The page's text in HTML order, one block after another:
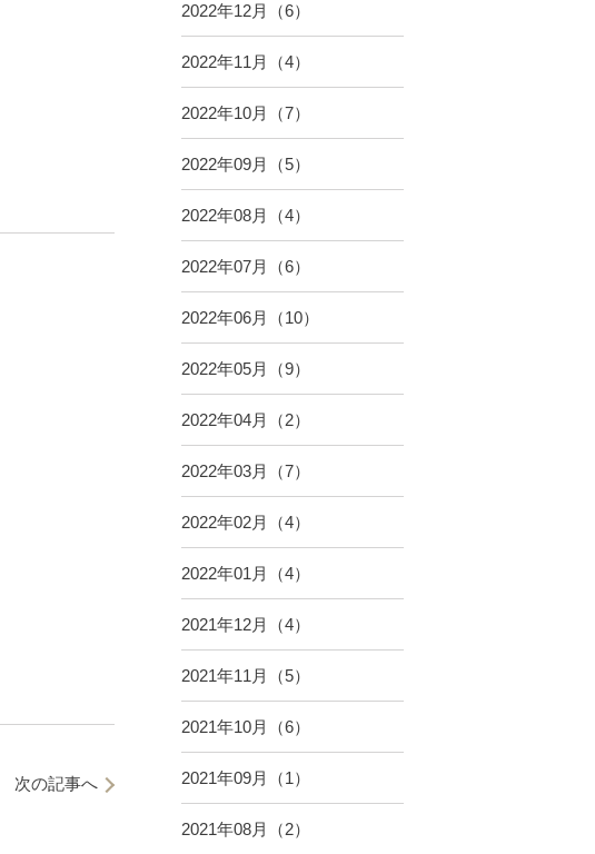
次の記事へ
2022年12月（6）
2022年11月（4）
2022年10月（7）
2022年09月（5）
2022年08月（4）
2022年07月（6）
2022年06月（10）
2022年05月（9）
2022年04月（2）
2022年03月（7）
2022年02月（4）
2022年01月（4）
2021年12月（4）
2021年11月（5）
2021年10月（6）
2021年09月（1）
2021年08月（2）